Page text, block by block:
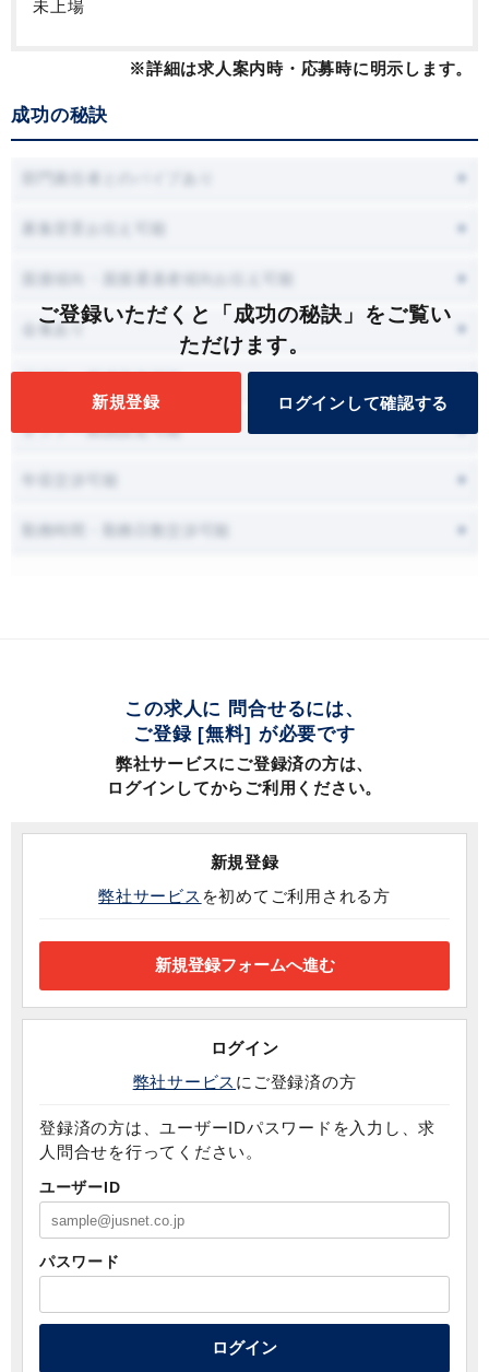
未上場
※詳細は求人案内時・応募時に明示します。
成功の秘訣
ご登録いただくと「成功の秘訣」をご覧い
ただけます。
新規登録 ログインして確認する
会食あり
オファー面談設定可能
この求人に 問合せるには、
ご登録 [無料] が必要です
弊社サービスにご登録済の方は、
ログインしてからご利用ください。
新規登録
弊社サービス を初めてご利用される方
ログイン
弊社サービス にご登録済の方
登録済の方は、ユーザーIDパスワードを入力し、求
人問合せを行ってください。
ユーザーID
パスワード
ログイン